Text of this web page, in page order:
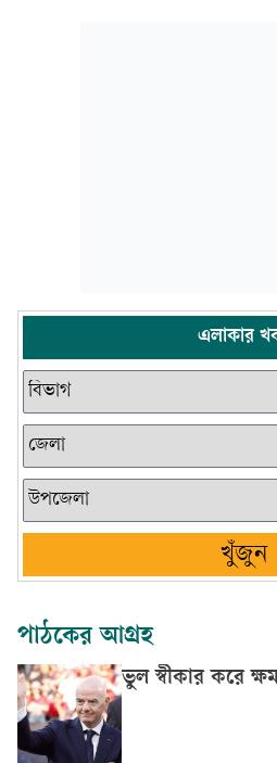
এলাকার
খুঁজুন
পাঠকের আগ্রহ
ভুল স্বীকার করে